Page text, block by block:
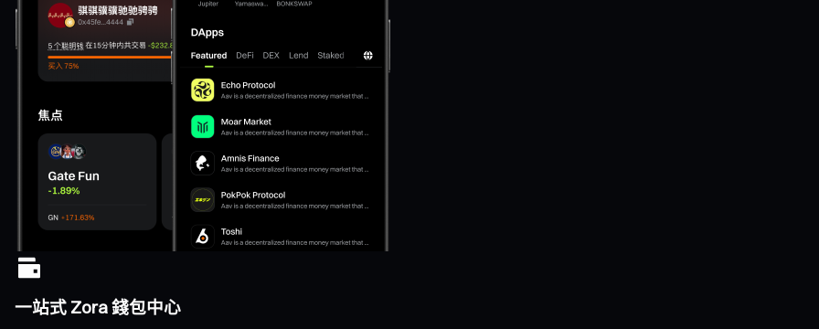
一站式 Zora 錢包中心